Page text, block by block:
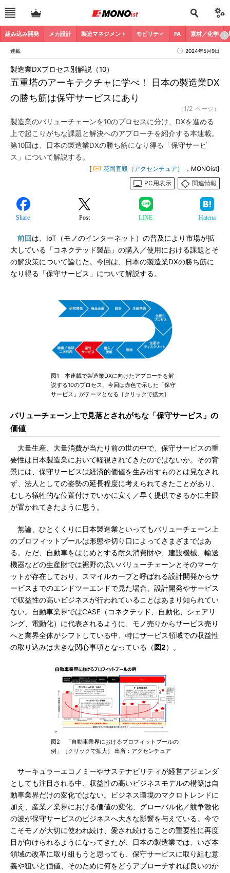
組み込み開発 メカ設計 製造マネジメント モビリティ FA 素材／化学
連載 2024年5月9日
五重塔のアーキテクチャに学べ！ 日本の製造業DX
の勝ち筋は保守サービスにあり
製造業DXプロセス別解説（10）
（1/2 ページ）
製造業のバリューチェーンを10のプロセスに分け、DXを進める
上で起こりがちな課題と解決へのアプローチを紹介する本連載。
第10回は、日本の製造業DXの勝ち筋になり得る「保守サービ
ス」について解説する。
[ 花岡直毅（アクセンチュア）
，MONOist]
PC用表示
関連情報
Share Post LINE Hatena
前回は、IoT（モノのインターネット）の普及により市場が拡
大している「コネクテッド製品」の購入／使用における課題とそ
の解決策について論じた。今回は、日本の製造業DXの勝ち筋に
なり得る「保守サービス」について解説する。
図1 本連載で製造業DXに向けたアプローチを解
説する10のプロセス。今回は赤色で示した「保守
サービス」がテーマとなる［クリックで拡大］
バリューチェーン上で見落とされがちな「保守サービス」の
価値
大量生産、大量消費が当たり前の世の中で、保守サービスの重
要性は日本製造業において軽視されてきたのではないか。その背
景には、保守サービスは経済的価値を生み出すものとは見なされ
ず、法人としての姿勢の延長程度に考えられてきたことがあり、
むしろ犠牲的な位置付けでいかに安く／早く提供できるかに主眼
が置かれてきたように思う。
無論、ひとくくりに日本製造業といってもバリューチェーン上
のプロフィットプールは形態や切り口によってさまざまではあ
る。ただ、自動車をはじめとする耐久消費財や、建設機械、輸送
機器などの生産財では裾野の広いバリューチェーンとそのマーケ
ットが存在しており、スマイルカーブと呼ばれる設計開発からサ
ービスまでのエンドツーエンドで見た場合、設計開発やサービス
で収益性の高いビジネスが行われていることはあまり知られてい
ない。自動車業界ではCASE（コネクテッド、自動化、シェアリ
ング、電動化）に代表されるように、モノ売りからサービス売り
へと業界全体がシフトしている中、特にサービス領域での収益性
の取り込みは大きな関心事項となっている（ 図2）。
図2 「自動車業界におけるプロフィットプールの
例」［クリックで拡大］ 出所：アクセンチュア
サーキュラーエコノミーやサステナビリティが経営アジェンダ
としても注目される中、収益性の高いビジネスモデルの構築は自
動車業界だけの変化ではない。ビジネス環境のマクロトレンドに
加え、産業／業界における価値の変化、グローバル化／競争激化
の波が保守サービスのビジネスへ大きな影響を与えている。今で
こそモノが大切に使われ続け、愛され続けることの重要性に再度
目が向けられるようになってきたが、日本の製造業では、いざ本
領域の改革に取り組もうと思っても、保守サービスに取り組む意
義や狙いと価値、そのために何をどうアプローチすれば良いのか